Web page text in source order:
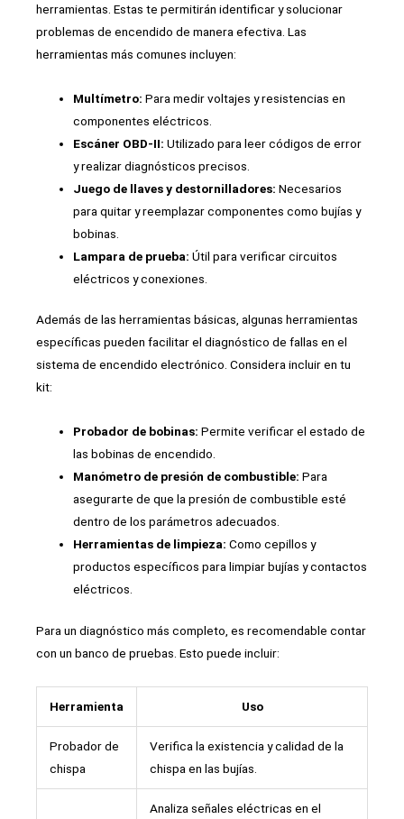
herramientas. Estas te permitirán identificar y solucionar
problemas de encendido de manera efectiva. Las
herramientas más comunes incluyen:
Multímetro: Para medir voltajes y resistencias en
componentes eléctricos.
Escáner OBD-II: Utilizado para leer códigos de error
y realizar diagnósticos precisos.
Juego de llaves y destornilladores: Necesarios
para quitar y reemplazar componentes como bujías y
bobinas.
Lampara de prueba: Útil para verificar circuitos
eléctricos y conexiones.
Además de las herramientas básicas, algunas herramientas
específicas pueden facilitar el diagnóstico de fallas en el
sistema de encendido electrónico. Considera incluir en tu
kit:
Probador de bobinas: Permite verificar el estado de
las bobinas de encendido.
Manómetro de presión de combustible: Para
asegurarte de que la presión de combustible esté
dentro de los parámetros adecuados.
Herramientas de limpieza: Como cepillos y
productos específicos para limpiar bujías y contactos
eléctricos.
Para un diagnóstico más completo, es recomendable contar
con un banco de pruebas. Esto puede incluir:
Herramienta Uso
Probador de
chispa
Verifica la existencia y calidad de la
chispa en las bujías.
Analiza señales eléctricas en el